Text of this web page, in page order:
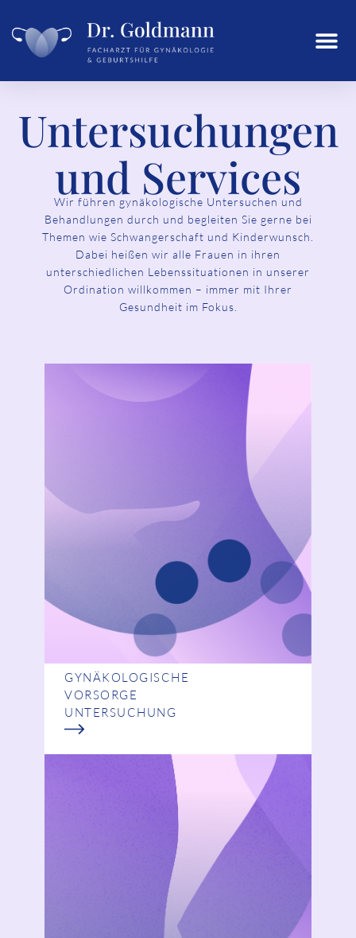
Untersuchungen
und Services
Wir führen gynäkologische Untersuchen und
Behandlungen durch und begleiten Sie gerne bei
Themen wie Schwangerschaft und Kinderwunsch.
Dabei heißen wir alle Frauen in ihren
unterschiedlichen Lebenssituationen in unserer
Ordination willkommen – immer mit Ihrer
Gesundheit im Fokus.
GYNÄKOLOGISCHE
VORSORGE
UNTERSUCHUNG